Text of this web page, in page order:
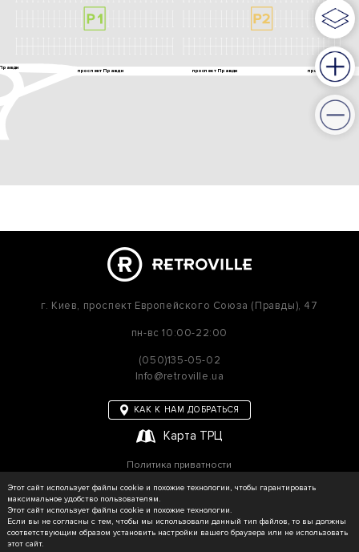
г. Киев, проспект Европейского Союза (Правды), 47
пн-вс 10:00-22:00
(050)135-05-02
Info@retroville.ua
КАК К НАМ ДОБРАТЬСЯ
Карта ТРЦ
Политика приватности
© RETROVILLE, 2026 Все права защищены
Этот сайт использует файлы cookie и похожие технологии, чтобы гарантировать
максимальное удобство пользователям.
Этот сайт использует файлы cookie и похожие технологии.
Если вы не согласны с тем, чтобы мы использовали данный тип файлов, то вы должны
соответствующим образом установить настройки вашего браузера или не использовать
этот сайт.